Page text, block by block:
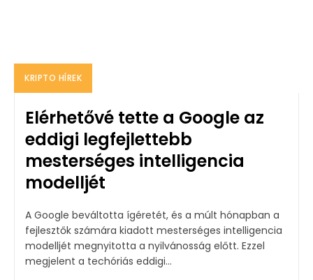
KRIPTO HÍREK
Elérhetővé tette a Google az
eddigi legfejlettebb
mesterséges intelligencia
modelljét
A Google beváltotta ígéretét, és a múlt hónapban a
fejlesztők számára kiadott mesterséges intelligencia
modelljét megnyitotta a nyilvánosság előtt. Ezzel
megjelent a techóriás eddigi...